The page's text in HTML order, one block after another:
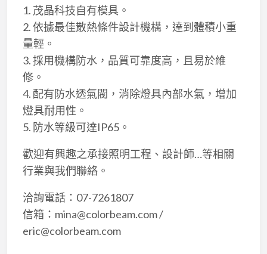
1. 茂晶科技自有模具。
2. 依據最佳散熱條件設計機構，達到體積小重
量輕。
3. 採用機構防水，品質可靠度高，且易於維
修。
4. 配有防水透氣閥，消除燈具內部水氣，增加
燈具耐用性。
5. 防水等級可達IP65。
歡迎有興趣之承接照明工程、設計師…等相關
行業與我們聯絡。
洽詢電話：07-7261807
信箱：mina@colorbeam.com /
eric@colorbeam.com